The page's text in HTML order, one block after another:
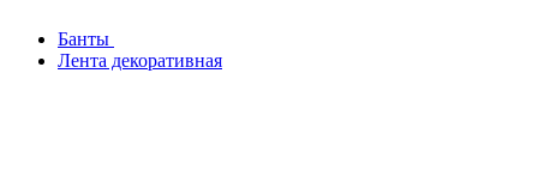
Банты
Лента декоративная